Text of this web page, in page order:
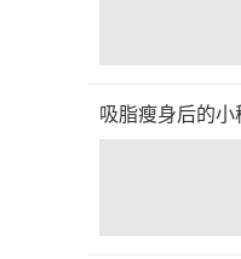
吸脂瘦身后的